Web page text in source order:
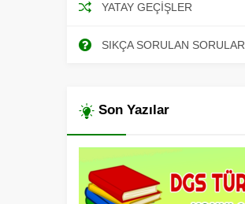
YATAY GEÇIŞLER
SIKÇA SORULAN SORULAR
Son Yazılar